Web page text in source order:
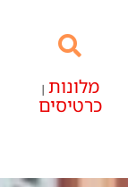
מלונות|
כרטיסים